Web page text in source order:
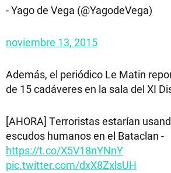
- Yago de Vega (@YagodeVega)
noviembre 13, 2015
Además, el periódico Le Matin
de 15 cadáveres en la sala del XI
[AHORA] Terroristas estarían
escudos humanos en el Bataclan -
https://t.co/X5V18nYNnY
pic.twitter.com/dxX8ZxlsUH